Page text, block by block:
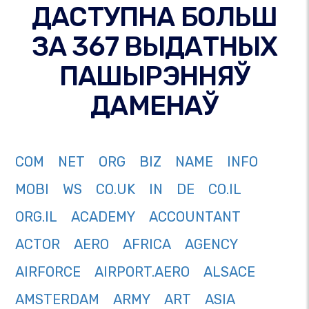
ДАСТУПНА БОЛЬШ
ЗА 367 ВЫДАТНЫХ
ПАШЫРЭННЯЎ
ДАМЕНАЎ
COM NET ORG BIZ NAME
INFO
MOBI
WS CO.UK IN DE
CO.IL
ORG.IL
ACADEMY
ACCOUNTANT
ACTOR
AERO AFRICA
AGENCY
AIRFORCE
AIRPORT.AERO
ALSACE
AMSTERDAM
ARMY ART
ASIA